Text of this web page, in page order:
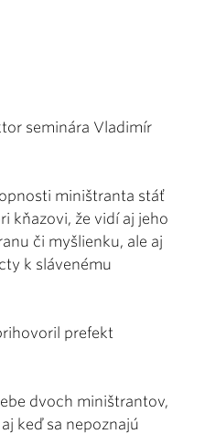
seminára Vladimír
miništranta stáť
kňazovi, že vidí aj jeho
či myšlienku, ale aj
k slávenému
prefekt
dvoch miništrantov,
keď sa nepoznajú